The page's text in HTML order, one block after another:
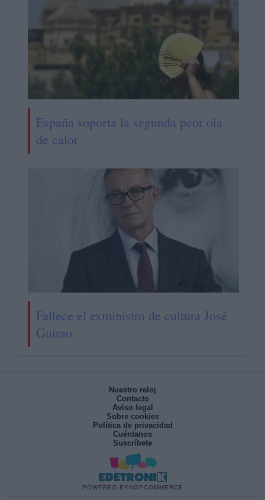
España soporta la segunda peor ola
de calor
Fallece el exministro de cultura José
Guirao
Nuestro reloj
Contacto
Aviso legal
Sobre cookies
Política de privacidad
Cuéntanos
Suscríbete
POWERED BY NOPCOMMERCE